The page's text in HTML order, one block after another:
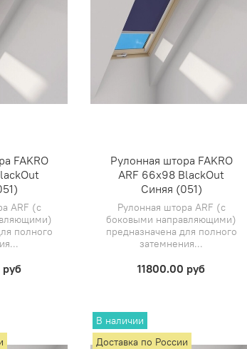
FAKRO
ARF (с
полного
руб
Рулонная штора FAKRO
ARF 66х98 BlackOut
Синяя (051)
Рулонная штора ARF (с
боковыми направляющими)
предназначена для полного
затемнения...
11800.00 руб
В наличии
Доставка по России